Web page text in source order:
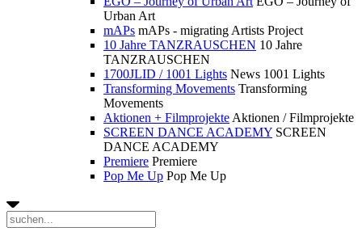
Urban Art
mAPs mAPs - migrating Artists Project
10 Jahre TANZRAUSCHEN 10 Jahre
TANZRAUSCHEN
1700JLID / 1001 Lights News 1001 Lights
Transforming Movements Transforming
Movements
Aktionen + Filmprojekte Aktionen / Filmprojekte
SCREEN DANCE ACADEMY SCREEN
DANCE ACADEMY
Premiere Premiere
Pop Me Up Pop Me Up